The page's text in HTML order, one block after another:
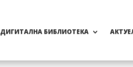
ДИГИТАЛНА БИБЛИОТЕКА